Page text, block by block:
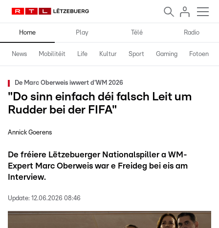
Home Play Télé Radio
News Mobilitéit Life Kultur Sport Gaming Fotoen
De Marc Oberweis iwwert d'WM 2026
"Do sinn einfach déi falsch Leit um
Rudder bei der FIFA"
Annick Goerens
De fréiere Lëtzebuerger Nationalspiller a WM-
Expert Marc Oberweis war e Freideg bei eis am
Interview.
Update: 12.06.2026 08:46